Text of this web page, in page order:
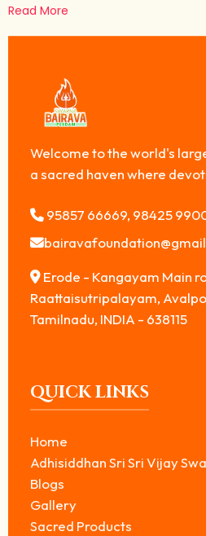
Read More
Welcome to the world's
a sacred haven where
95857 66669, 98425
Erode - Kangayam Main
Raattaisutripalayam,
Tamilnadu, INDIA - 638115
QUICK LINKS
Home
Adhisiddhan Sri Sri Vijay
Blogs
Gallery
Sacred Products